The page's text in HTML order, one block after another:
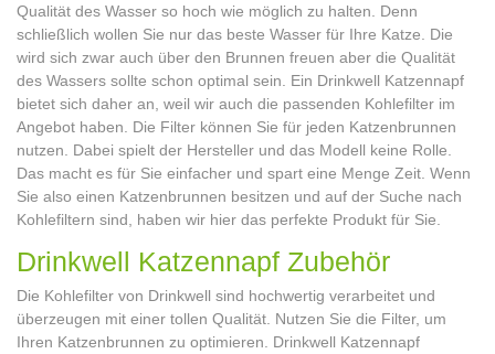
Qualität des Wasser so hoch wie möglich zu halten. Denn
schließlich wollen Sie nur das beste Wasser für Ihre Katze. Die
wird sich zwar auch über den Brunnen freuen aber die Qualität
des Wassers sollte schon optimal sein. Ein Drinkwell Katzennapf
bietet sich daher an, weil wir auch die passenden Kohlefilter im
Angebot haben. Die Filter können Sie für jeden Katzenbrunnen
nutzen. Dabei spielt der Hersteller und das Modell keine Rolle.
Das macht es für Sie einfacher und spart eine Menge Zeit. Wenn
Sie also einen Katzenbrunnen besitzen und auf der Suche nach
Kohlefiltern sind, haben wir hier das perfekte Produkt für Sie.
Drinkwell Katzennapf Zubehör
Die Kohlefilter von Drinkwell sind hochwertig verarbeitet und
überzeugen mit einer tollen Qualität. Nutzen Sie die Filter, um
Ihren Katzenbrunnen zu optimieren. Drinkwell Katzennapf